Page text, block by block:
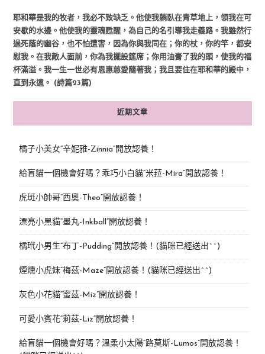
耶和華是我的牧者，我必不致缺乏。他使我躺臥在青草地上，領我在可
安歇的水邊。他使我的靈魂甦醒，為自己的名引導我走義路。我雖然行
過死蔭的幽谷，也不怕遭害，因為你與我同在；你的杖，你的竿，都安
慰我。在我敵人面前，你為我擺設筵席；你用油膏了我的頭，使我的福
杯滿溢。我一生一世必有恩惠慈愛隨著我；我且要住在耶和華的殿中，
直到永遠。 (詩篇23篇)
近期文章
橘子小美女“辛妮雅-Zinnia”開放認養！
給盲貓一個機會好嗎？乖巧小白貓“米菈-Mira”開放認養！
虎斑小帥哥“西奧-Theo”開放認養！
漂亮小黑貓“墨丸-Inkball”開放認養！
橘玳小男生“布丁-Pudding”開放認養！(貓咪已經送出^^)
煙燻小虎妹“梅茲-Maze”開放認養！(貓咪已經送出^^)
灰色小花貓“蜜茲-Miz”開放認養！
可愛小賓花“莉茲-Liz”開放認養！
給盲貓一個機會好嗎？溫柔小太陽“路莫斯-Lumos”開放認養！